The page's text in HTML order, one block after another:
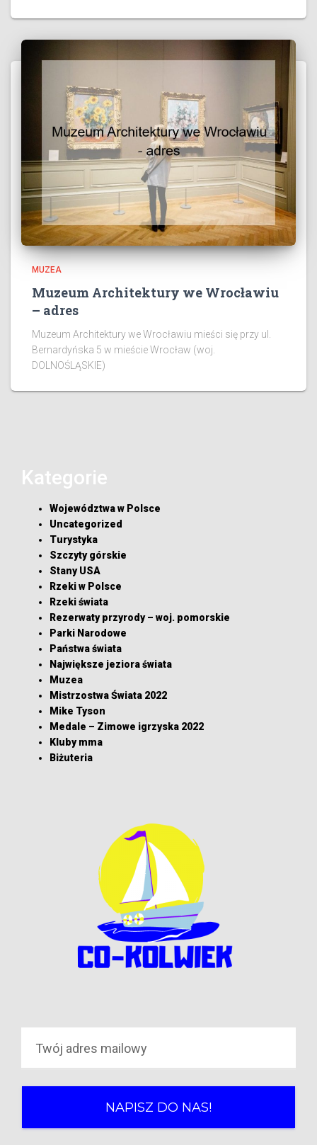
MUZEA
Muzeum Architektury we Wrocławiu
– adres
Muzeum Architektury we Wrocławiu mieści się przy ul.
Bernardyńska 5 w mieście Wrocław (woj.
DOLNOŚLĄSKIE)
Kategorie
Województwa w Polsce
Uncategorized
Turystyka
Szczyty górskie
Stany USA
Rzeki w Polsce
Rzeki świata
Rezerwaty przyrody – woj. pomorskie
Parki Narodowe
Państwa świata
Największe jeziora świata
Muzea
Mistrzostwa Świata 2022
Mike Tyson
Medale – Zimowe igrzyska 2022
Kluby mma
Biżuteria
NAPISZ DO NAS!